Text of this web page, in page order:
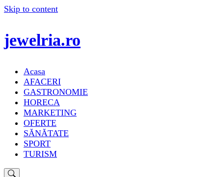
Skip to content
jewelria.ro
Acasa
AFACERI
GASTRONOMIE
HORECA
MARKETING
OFERTE
SĂNĂTATE
SPORT
TURISM